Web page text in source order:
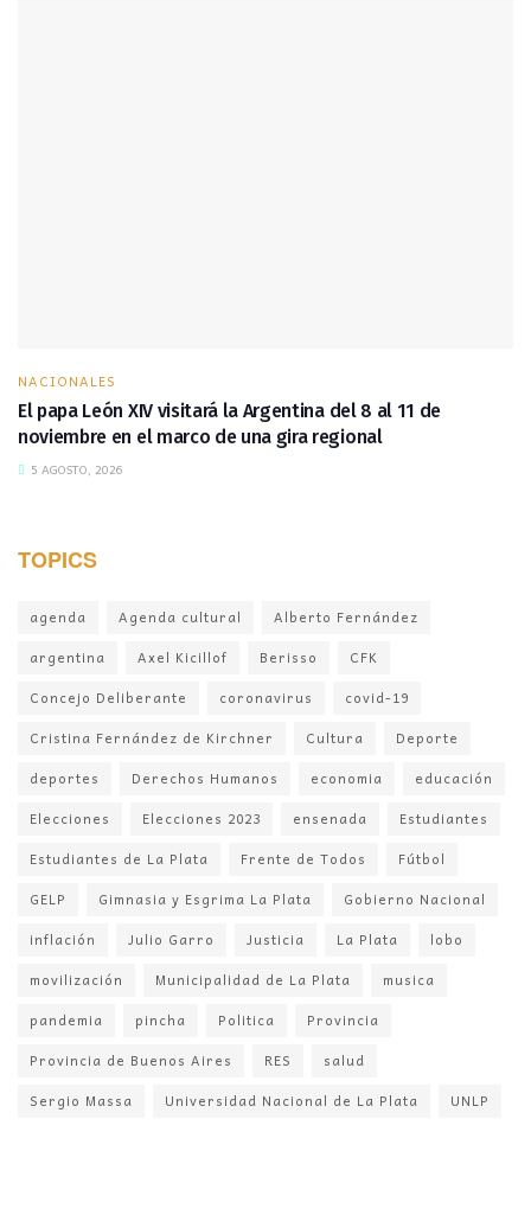
NACIONALES
El papa León XIV visitará la Argentina del 8 al 11 de
noviembre en el marco de una gira regional
5 AGOSTO, 2026
TOPICS
agenda Agenda cultural
Alberto Fernández
argentina
Axel Kicillof Berisso
CFK
Concejo Deliberante
coronavirus
covid-19
Cristina Fernández de Kirchner
Cultura
Deporte
deportes
Derechos Humanos economia
educación
Elecciones
Elecciones 2023 ensenada
Estudiantes
Estudiantes de La Plata
Frente de Todos
Fútbol
GELP
Gimnasia y Esgrima La Plata
Gobierno Nacional
inflación
Julio Garro Justicia La Plata
lobo
movilización
Municipalidad de La Plata
musica
pandemia
pincha Politica
Provincia
Provincia de Buenos Aires
RES
salud
Sergio Massa
Universidad Nacional de La Plata UNLP